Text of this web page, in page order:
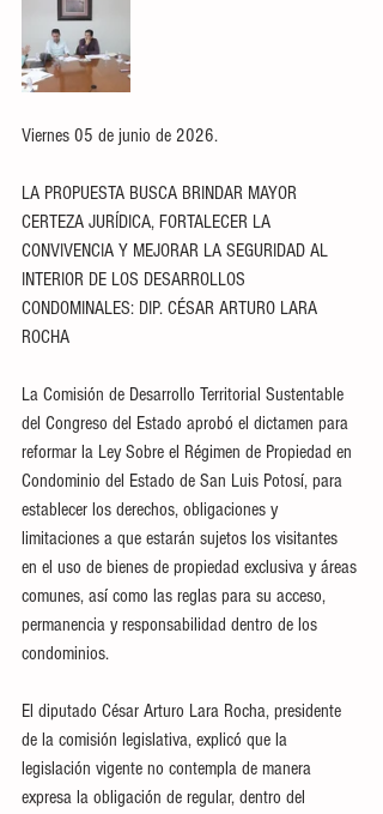
Viernes 05 de junio de 2026.
LA PROPUESTA BUSCA BRINDAR MAYOR
CERTEZA JURÍDICA, FORTALECER LA
CONVIVENCIA Y MEJORAR LA SEGURIDAD AL
INTERIOR DE LOS DESARROLLOS
CONDOMINALES: DIP. CÉSAR ARTURO LARA
ROCHA
La Comisión de Desarrollo Territorial Sustentable
del Congreso del Estado aprobó el dictamen para
reformar la Ley Sobre el Régimen de Propiedad en
Condominio del Estado de San Luis Potosí, para
establecer los derechos, obligaciones y
limitaciones a que estarán sujetos los visitantes
en el uso de bienes de propiedad exclusiva y áreas
comunes, así como las reglas para su acceso,
permanencia y responsabilidad dentro de los
condominios.
El diputado César Arturo Lara Rocha, presidente
de la comisión legislativa, explicó que la
legislación vigente no contempla de manera
expresa la obligación de regular, dentro del